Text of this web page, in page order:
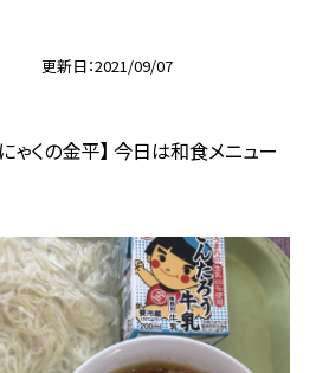
更新日 2021/09/07
ゃくの金平】 今日は和食メニュー